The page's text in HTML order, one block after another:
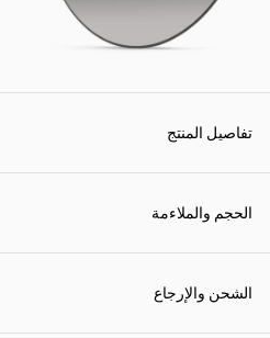
تفاصيل المنتج
الحجم والملاءمة
الشحن والإرجاع